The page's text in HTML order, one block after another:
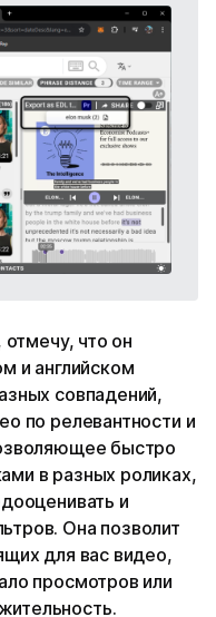
что он
и английском
совпадений,
по релевантности и
быстро
в разных роликах,
и
Она позволит
для вас видео,
просмотров или